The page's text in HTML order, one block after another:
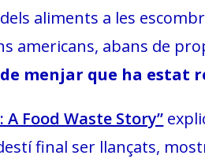
aliments a les
americans, abans de
menjar que ha
A Food Waste Story”
final ser llançats,